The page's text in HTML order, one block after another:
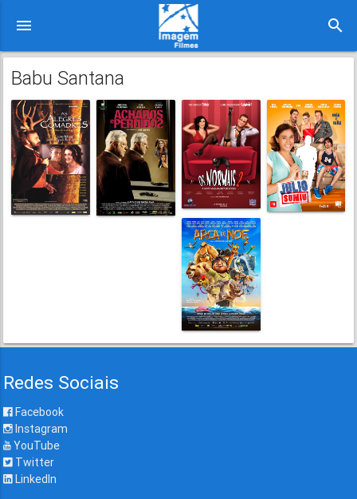
menu search
Babu Santana
Redes Sociais
Facebook
Instagram
YouTube
Twitter
LinkedIn